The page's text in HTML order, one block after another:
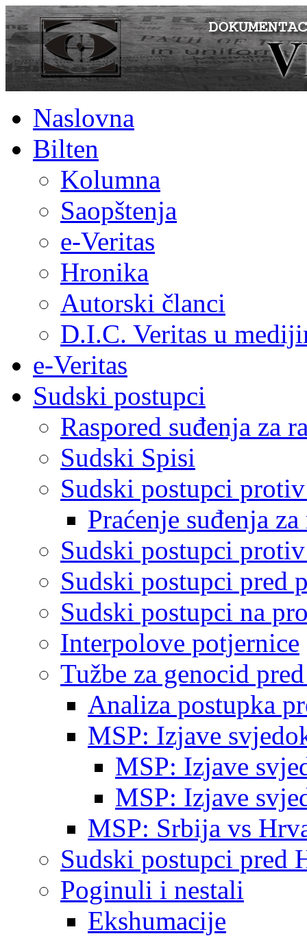
Naslovna
Bilten
Kolumna
Saopštenja
e-Veritas
Hronika
Autorski članci
D.I.C. Veritas u
e-Veritas
Sudski postupci
Raspored suđenja za
Sudski Spisi
Sudski postupci
Praćenje suđenja
Sudski postupci
Sudski postupci pred
Sudski postupci na
Interpolove potjernice
Tužbe za genocid
Analiza postupka
MSP: Izjave
MSP: Izjave
MSP: Izjave
MSP: Srbija vs
Sudski postupci pred
Poginuli i nestali
Ekshumacije